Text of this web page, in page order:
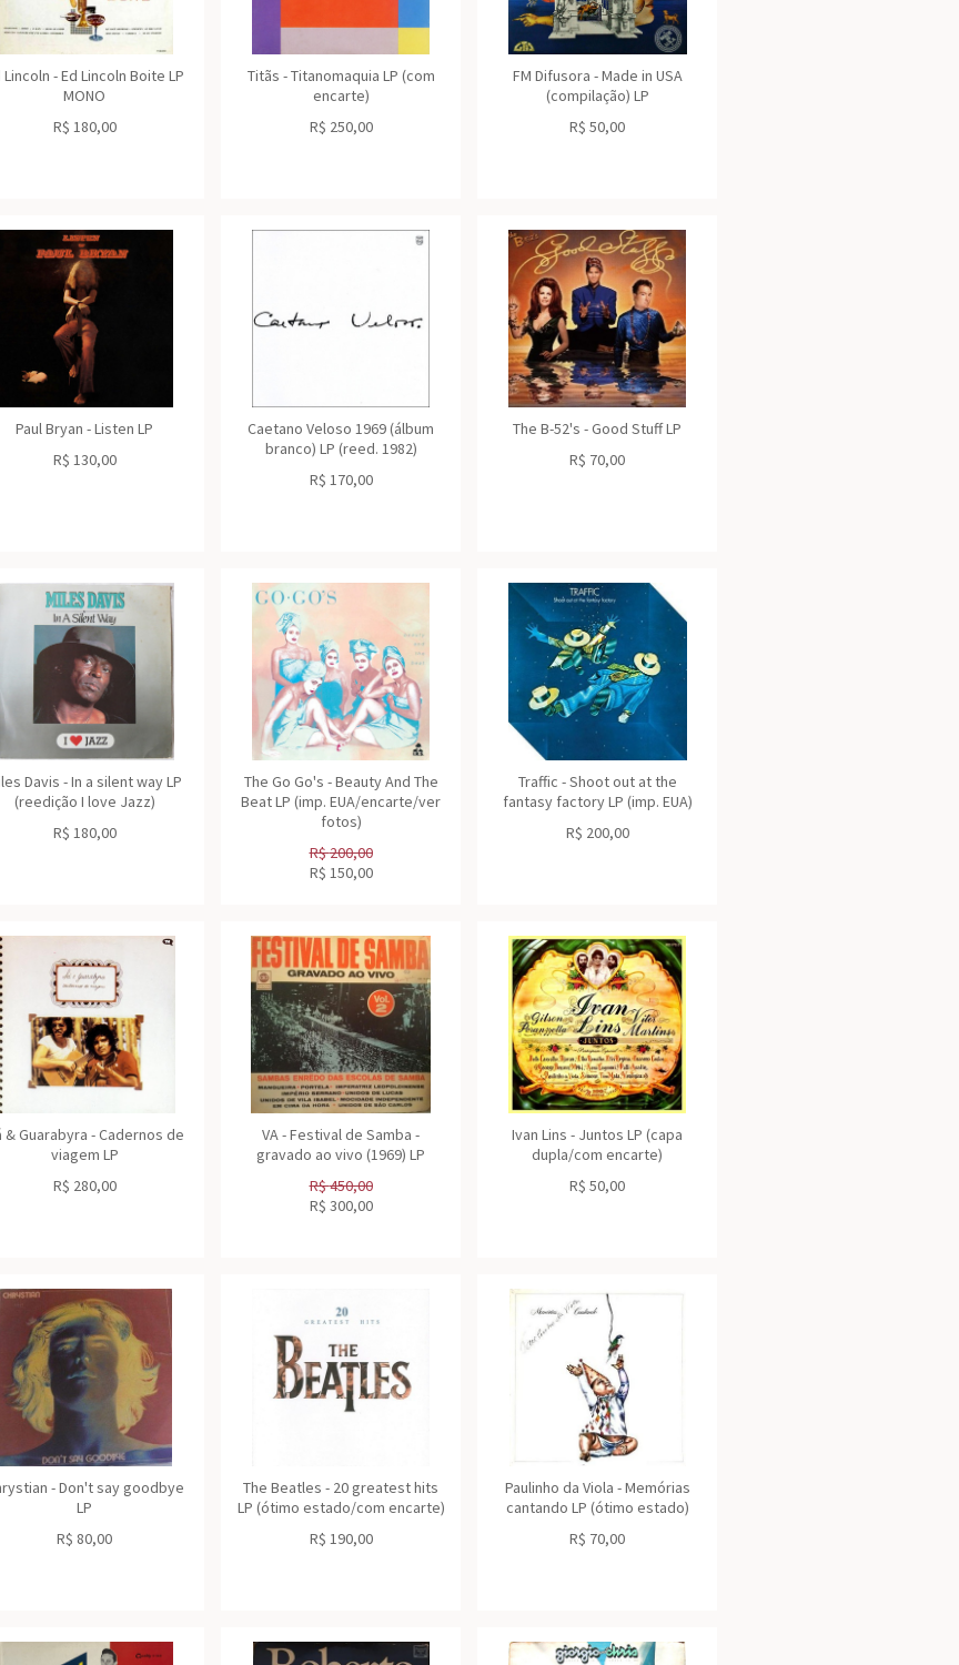
Lincoln - Ed Lincoln Boite LP
MONO
R$ 180,00
Titãs - Titanomaquia LP (com
encarte)
R$ 250,00
FM Difusora - Made in USA
(compilação) LP
R$ 50,00
Paul Bryan - Listen LP
R$ 130,00
Caetano Veloso 1969 (álbum
branco) LP (reed. 1982)
R$ 170,00
The B-52's - Good Stuff LP
R$ 70,00
Davis - In a silent way LP
(reedição I love Jazz)
R$ 180,00
The Go Go's - Beauty And The
Beat LP (imp. EUA/encarte/ver
fotos)
R$200,00
R$ 150,00
Traffic - Shoot out at the
fantasy factory LP (imp. EUA)
R$ 200,00
& Guarabyra - Cadernos de
viagem LP
R$ 280,00
VA - Festival de Samba -
gravado ao vivo (1969) LP
R$450,00
R$ 300,00
Ivan Lins - Juntos LP (capa
dupla/com encarte)
R$ 50,00
- Don't say goodbye
LP
R$ 80,00
The Beatles - 20 greatest hits
LP (ótimo estado/com encarte)
R$ 190,00
Paulinho da Viola - Memórias
cantando LP (ótimo estado)
R$ 70,00